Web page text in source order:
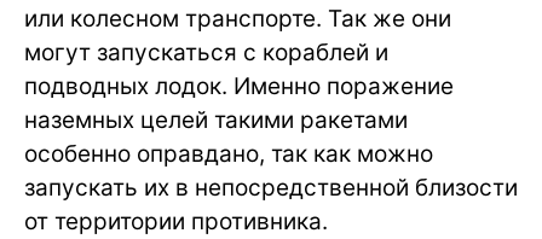
или колесном транспорте. Так же они
могут запускаться с кораблей и
подводных лодок. Именно поражение
наземных целей такими ракетами
особенно оправдано, так как можно
запускать их в непосредственной близости
от территории противника.